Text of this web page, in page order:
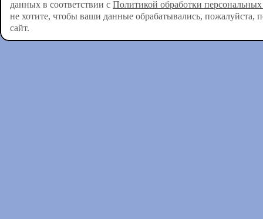
данных в соответствии с Политикой обработки
не хотите, чтобы ваши данные обрабатывались, пожалуйста,
сайт.